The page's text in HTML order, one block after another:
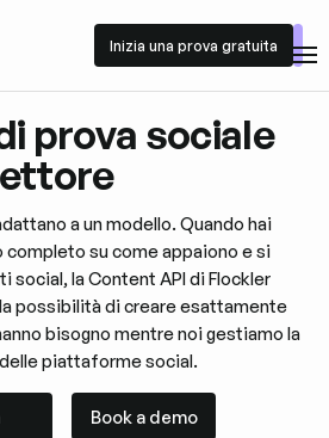
Inizia una prova gratuita
Inizia una prova gratuita
prova sociale
a un modello. Quando hai
completo su come appaiono e si
social, la Content API di Flockler
possibilità di creare esattamente
bisogno mentre noi gestiamo la
piattaforme social.
Book a demo